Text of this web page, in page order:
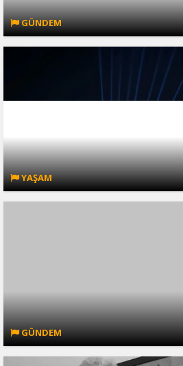
GÜNDEM
YAŞAM
GÜNDEM